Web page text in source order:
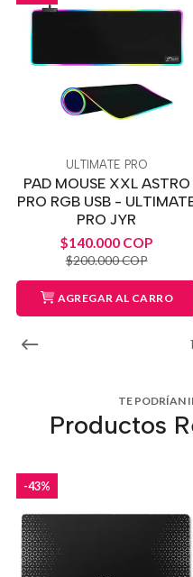
1
ULTIMATE PRO
PAD MOUSE XXL ASTRO
PRO RGB USB -
PRO JYR
$140.000 COP
$200.000 COP
AGREGAR AL CARRO
TE PODRÍAN
Productos
-43%